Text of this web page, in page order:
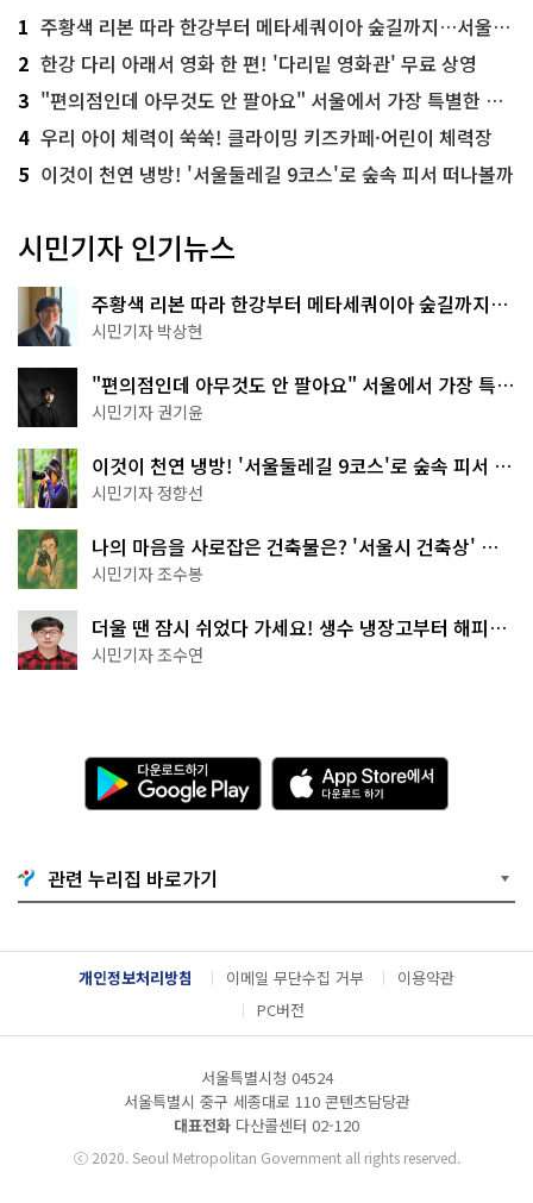
1 주황색 리본 따라 한강부터 메타세쿼이아 숲길까지…서울둘레길 15코스
2 한강 다리 아래서 영화 한 편! '다리밑 영화관' 무료 상영
3 "편의점인데 아무것도 안 팔아요" 서울에서 가장 특별한 편의점의 정체
4 우리 아이 체력이 쑥쑥! 클라이밍 키즈카페·어린이 체력장
5 이것이 천연 냉방! '서울둘레길 9코스'로 숲속 피서 떠나볼까
시민기자 인기뉴스
주황색 리본 따라 한강부터 메타세쿼이아 숲길까지…
서울둘레길 15코스
시민기자 박상현
"편의점인데 아무것도 안 팔아요" 서울에서 가장 특별
한 편의점의 정체
시민기자 권기윤
이것이 천연 냉방! '서울둘레길 9코스'로 숲속 피서 떠
나볼까
시민기자 정향선
나의 마음을 사로잡은 건축물은? '서울시 건축상' 수
상작 공개!
시민기자 조수봉
더울 땐 잠시 쉬었다 가세요! 생수 냉장고부터 해피소
·무더위쉼터까지
시민기자 조수연
다
운
로
기
G
o
g
l
e
l
A
p
p
e
서
다
운
드
관련 누리집 바로가기
개인정보처리방침 이메일 무단수집 거부
이용약관
PC버전
서울특별시청 04524
서울특별시 중구 세종대로 110 콘텐츠담당관
대표전화 다산콜센터 02-120
ⓒ2020. Seoul Metropolitan Government all rights reserved.